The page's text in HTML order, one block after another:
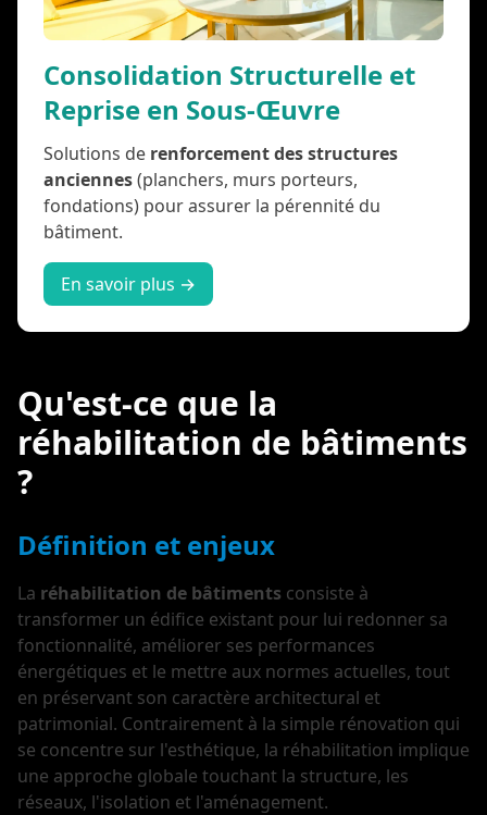
Consolidation Structurelle et
Reprise en Sous-Œuvre
Solutions de renforcement des structures
anciennes(planchers, murs porteurs,
fondations) pour assurer la pérennité du
bâtiment.
En savoir plus →
Qu'est-ce que la
réhabilitation de bâtiments
?
Définition et enjeux
La réhabilitation de bâtiments consiste à
transformer un édifice existant pour lui redonner sa
fonctionnalité, améliorer ses performances
énergétiques et le mettre aux normes actuelles, tout
en préservant son caractère architectural et
patrimonial. Contrairement à la simple rénovation qui
se concentre sur l'esthétique, la réhabilitation implique
une approche globale touchant la structure, les
réseaux, l'isolation et l'aménagement.